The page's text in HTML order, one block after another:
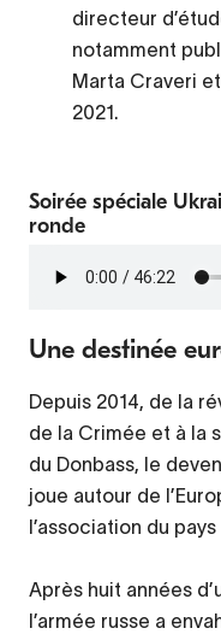
directeur
notamment
Marta Craveri
2021.
Soirée spéciale
ronde
Une destinée
Depuis 2014, de la
de la Crimée et à la
du Donbass, le
joue autour de
l’association du
Après huit années
l’armée russe a